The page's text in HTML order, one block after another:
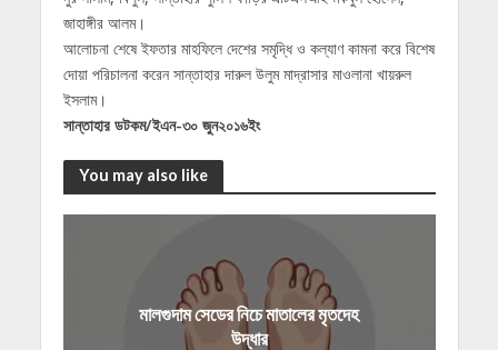
জাহাঙ্গীর আলম।
আলোচনা শেষে ইফতার মাহফিলে দেশের সমৃদ্ধি ও কল্যাণ কামনা করে বিশেষ
দোয়া পরিচালনা করেন সান্তাহার দারুল উলুম মাদ্রাসার মাওলানা খায়রুল
ইসলাম।
সান্তাহার ডটকম/ইএন-৩০ জুন২০১৬ইং
You may also like
মালগুদাম সেডের নিচে মাতালের মৃতদেহ
উদ্ধার